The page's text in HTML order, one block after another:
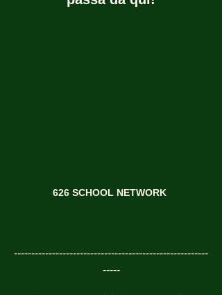
626 SCHOOL NETWORK
--------------------------------------------------------
-----